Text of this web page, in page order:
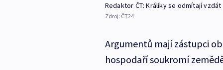
Redaktor ČT: Králíky se odmítají
Zdroj: ČT24
Argumentů mají zástupci
hospodaří soukromí